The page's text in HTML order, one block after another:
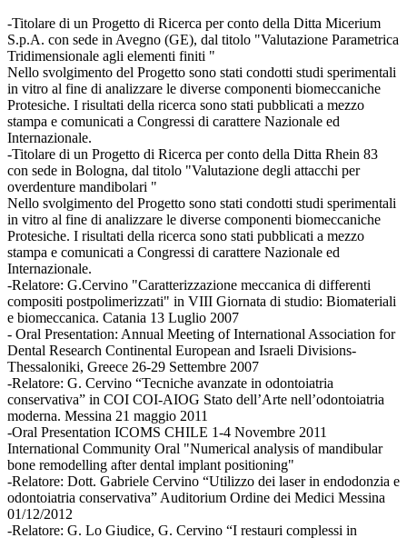
-Titolare di un Progetto di Ricerca per conto della Ditta Micerium
S.p.A. con sede in Avegno (GE), dal titolo "Valutazione Parametrica
Tridimensionale agli elementi finiti "
Nello svolgimento del Progetto sono stati condotti studi sperimentali
in vitro al fine di analizzare le diverse componenti biomeccaniche
Protesiche. I risultati della ricerca sono stati pubblicati a mezzo
stampa e comunicati a Congressi di carattere Nazionale ed
Internazionale.
-Titolare di un Progetto di Ricerca per conto della Ditta Rhein 83
con sede in Bologna, dal titolo "Valutazione degli attacchi per
overdenture mandibolari "
Nello svolgimento del Progetto sono stati condotti studi sperimentali
in vitro al fine di analizzare le diverse componenti biomeccaniche
Protesiche. I risultati della ricerca sono stati pubblicati a mezzo
stampa e comunicati a Congressi di carattere Nazionale ed
Internazionale.
-Relatore: G.Cervino "Caratterizzazione meccanica di differenti
compositi postpolimerizzati" in VIII Giornata di studio: Biomateriali
e biomeccanica. Catania 13 Luglio 2007
- Oral Presentation: Annual Meeting of International Association for
Dental Research Continental European and Israeli Divisions-
Thessaloniki, Greece 26-29 Settembre 2007
-Relatore: G. Cervino “Tecniche avanzate in odontoiatria
conservativa” in COI COI-AIOG Stato dell’Arte nell’odontoiatria
moderna. Messina 21 maggio 2011
-Oral Presentation ICOMS CHILE 1-4 Novembre 2011
International Community Oral "Numerical analysis of mandibular
bone remodelling after dental implant positioning"
-Relatore: Dott. Gabriele Cervino “Utilizzo dei laser in endodonzia e
odontoiatria conservativa” Auditorium Ordine dei Medici Messina
01/12/2012
-Relatore: G. Lo Giudice, G. Cervino “I restauri complessi in